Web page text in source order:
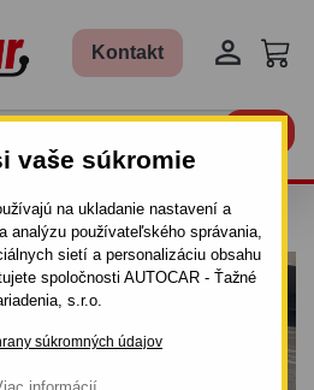
vaše súkromie
na ukladanie nastavení a
analýzu používateľského správania,
sietí a personalizáciu obsahu
spoločnosti AUTOCAR - Ťažné
s.r.o.
súkromných údajov
Kontakt 
750KG